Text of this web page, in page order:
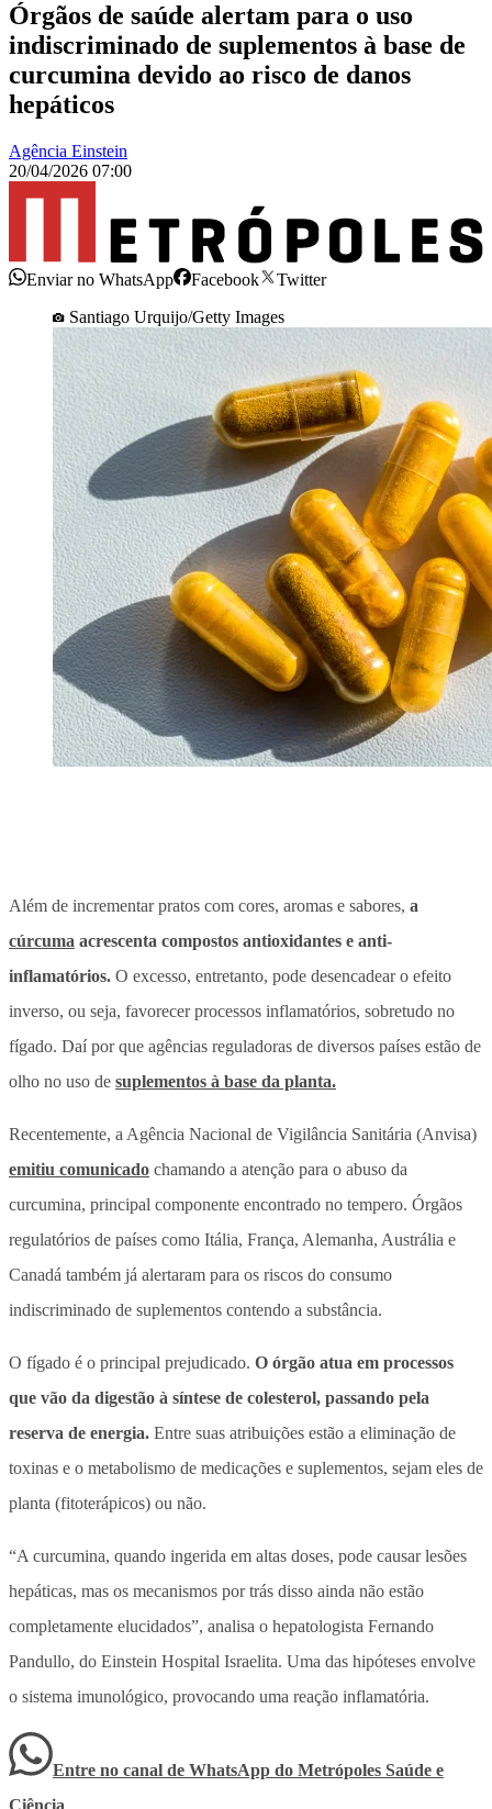
Órgãos de saúde alertam para o uso
indiscriminado de suplementos à base de
curcumina devido ao risco de danos
hepáticos
Agência Einstein
20/04/2026 07:00
Enviar no WhatsApp Facebook
Twitter
Santiago Urquijo/Getty Images
Além de incrementar pratos com cores, aromas e sabores, a
cúrcuma acrescenta compostos antioxidantes e anti-
inflamatórios. O excesso, entretanto, pode desencadear o efeito
inverso, ou seja, favorecer processos inflamatórios, sobretudo no
fígado. Daí por que agências reguladoras de diversos países estão de
olho no uso de suplementos à base da planta.
Recentemente, a Agência Nacional de Vigilância Sanitária (Anvisa)
emitiu comunicado chamando a atenção para o abuso da
curcumina, principal componente encontrado no tempero. Órgãos
regulatórios de países como Itália, França, Alemanha, Austrália e
Canadá também já alertaram para os riscos do consumo
indiscriminado de suplementos contendo a substância.
O fígado é o principal prejudicado. O órgão atua em processos
que vão da digestão à síntese de colesterol, passando pela
reserva de energia. Entre suas atribuições estão a eliminação de
toxinas e o metabolismo de medicações e suplementos, sejam eles de
planta (fitoterápicos) ou não.
“A curcumina, quando ingerida em altas doses, pode causar lesões
hepáticas, mas os mecanismos por trás disso ainda não estão
completamente elucidados”, analisa o hepatologista Fernando
Pandullo, do Einstein Hospital Israelita. Uma das hipóteses envolve
o sistema imunológico, provocando uma reação inflamatória.
Entre no canal de WhatsApp do Metrópoles Saúde e
Ciência